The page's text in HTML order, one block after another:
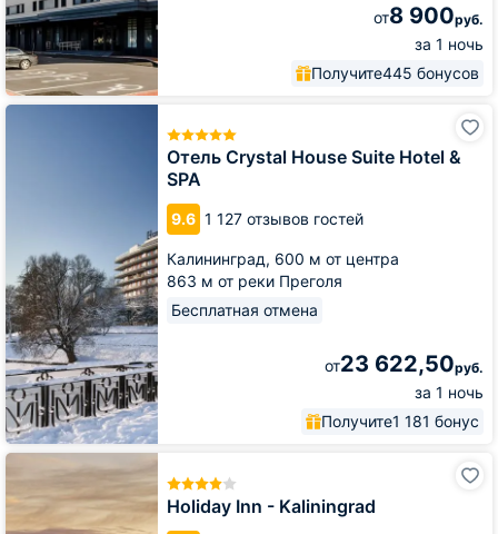
от8 900руб.
за 1 ночь
Получите445 бонусов
Отель Crystal House Suite Hotel &
SPA
9.6 1 127 отзывов гостей
Калининград, 600 м от центра
863 м от реки Преголя
Бесплатная отмена
от23 622,50руб.
за 1 ночь
Получите1 181 бонус
Отель
Holiday Inn - Kaliningrad
Holiday
-